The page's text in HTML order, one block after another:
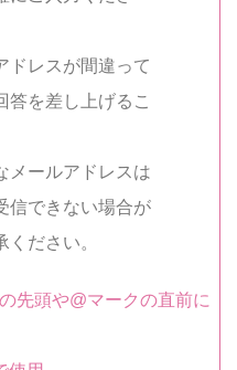
ドレスが間違って
答を差し上げるこ
ールアドレスは
信できない場合が
ださい。
先頭や@マークの直前に